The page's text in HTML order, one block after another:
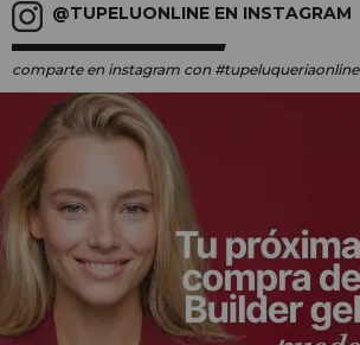
@TUPELUONLINE EN INSTAGRAM
comparte en instagram con #tupeluqueriaonline